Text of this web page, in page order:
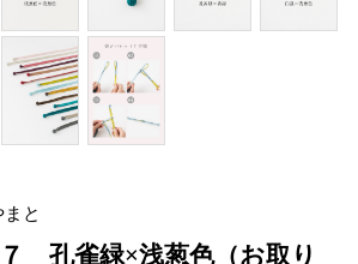
と
孔雀緑×浅葱色（お取り